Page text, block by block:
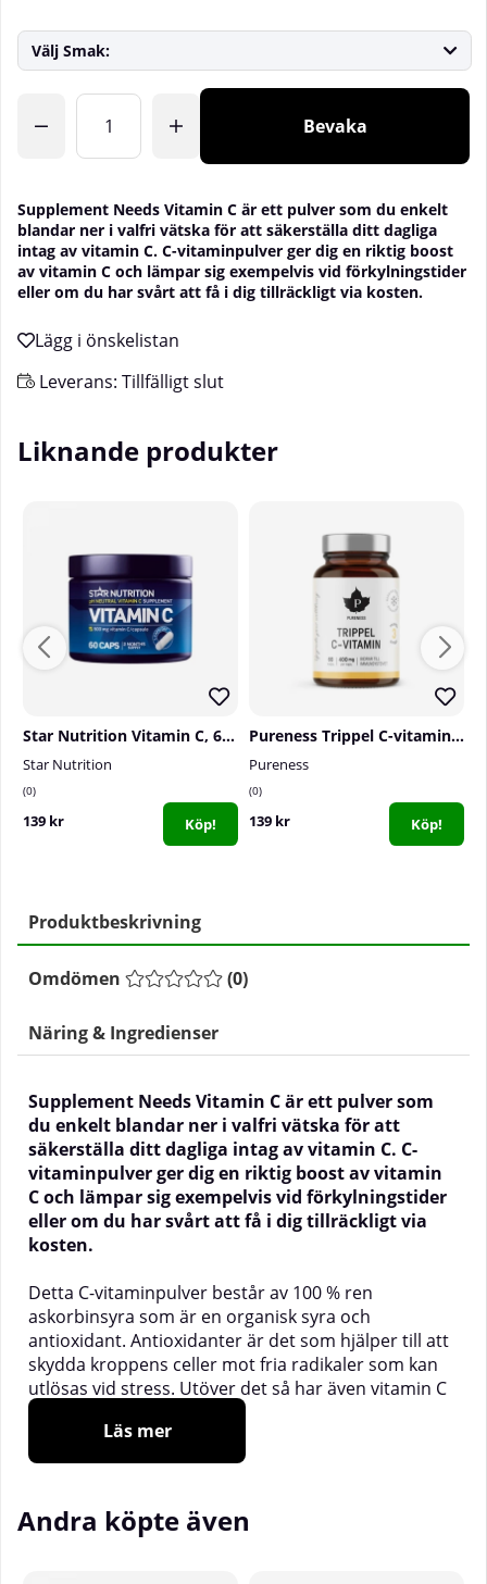
Välj Smak:
Bevaka
Supplement Needs Vitamin C är ett pulver som du enkelt
blandar ner i valfri vätska för att säkerställa ditt dagliga
intag av vitamin C. C-vitaminpulver ger dig en riktig boost
av vitamin C och lämpar sig exempelvis vid förkylningstider
eller om du har svårt att få i dig tillräckligt via kosten.
Leverans: Tillfälligt slut
Liknande produkter
Star Nutrition Vitamin C, 60 caps
Star Nutrition
0
139 kr Köp!
Pureness Trippel C-vitamin, 60 caps
Pureness
0
139 kr Köp!
Produktbeskrivning
Omdömen (0)
Näring & Ingredienser
Supplement Needs Vitamin C är ett pulver som
du enkelt blandar ner i valfri vätska för att
säkerställa ditt dagliga intag av vitamin C. C-
vitaminpulver ger dig en riktig boost av vitamin
C och lämpar sig exempelvis vid förkylningstider
eller om du har svårt att få i dig tillräckligt via
kosten.
Detta C-vitaminpulver består av 100 % ren
askorbinsyra som är en organisk syra och
antioxidant. Antioxidanter är det som hjälper till att
skydda kroppens celler mot fria radikaler som kan
utlösas vid stress. Utöver det så har även vitamin C
flera andra viktiga funktioner i kroppen, bland annat
att medverka till ett normalt fungerande
immunsystem och kollagenbildning, vilket är av
ligament.
Läs mer
Andra köpte även